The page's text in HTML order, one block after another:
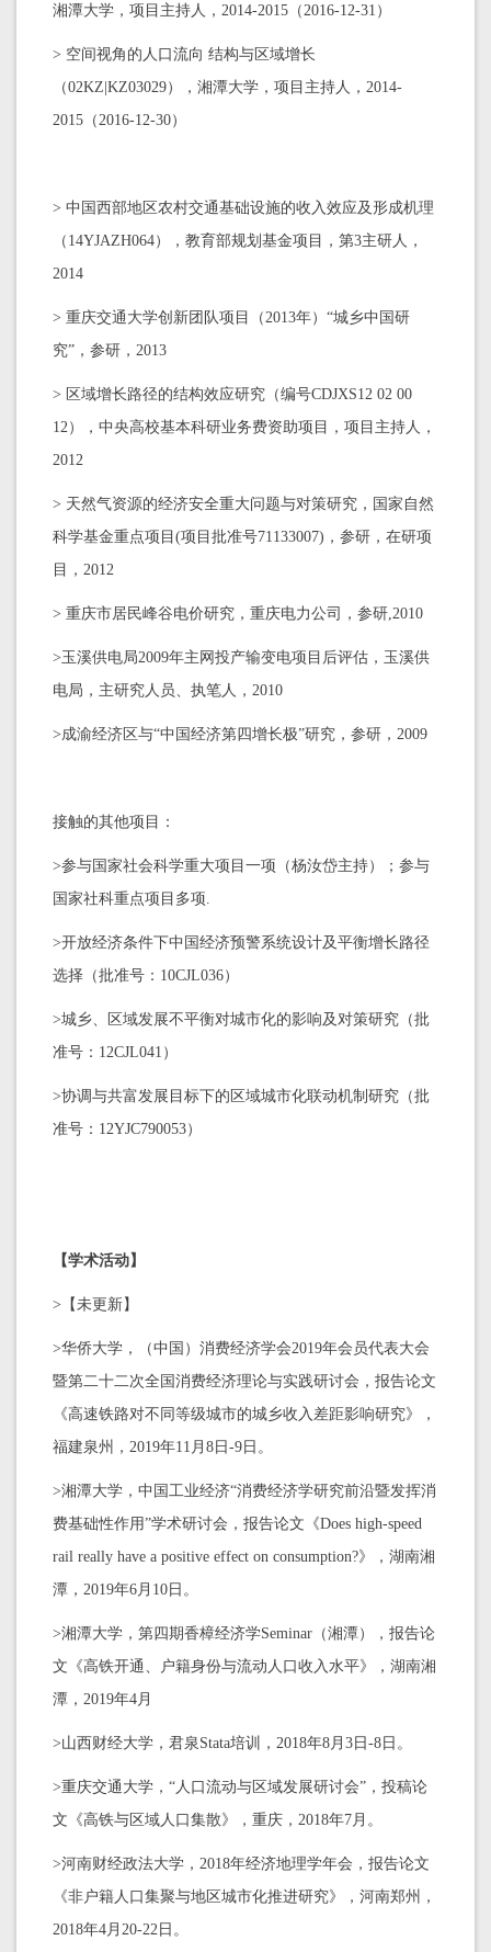
湘潭大学，项目主持人，2014-2015（2016-12-31）
> 空间视角的人口流向 结构与区域增长
（02KZ|KZ03029），湘潭大学，项目主持人，2014-
2015（2016-12-30）
> 中国西部地区农村交通基础设施的收入效应及形成机理
（14YJAZH064），教育部规划基金项目，第3主研人，
2014
> 重庆交通大学创新团队项目（2013年）“城乡中国研
究”，参研，2013
> 区域增长路径的结构效应研究（编号CDJXS12 02 00
12），中央高校基本科研业务费资助项目，项目主持人，
2012
> 天然气资源的经济安全重大问题与对策研究，国家自然
科学基金重点项目(项目批准号71133007)，参研，在研项
目，2012
> 重庆市居民峰谷电价研究，重庆电力公司，参研,2010
>玉溪供电局2009年主网投产输变电项目后评估，玉溪供
电局，主研究人员、执笔人，2010
>成渝经济区与“中国经济第四增长极”研究，参研，2009
接触的其他项目：
>参与国家社会科学重大项目一项（杨汝岱主持）；参与
国家社科重点项目多项.
>开放经济条件下中国经济预警系统设计及平衡增长路径
选择（批准号：10CJL036）
>城乡、区域发展不平衡对城市化的影响及对策研究（批
准号：12CJL041）
>协调与共富发展目标下的区域城市化联动机制研究（批
准号：12YJC790053）
【学术活动】
>【未更新】
>华侨大学，（中国）消费经济学会2019年会员代表大会
暨第二十二次全国消费经济理论与实践研讨会，报告论文
《高速铁路对不同等级城市的城乡收入差距影响研究》，
福建泉州，2019年11月8日-9日。
>湘潭大学，中国工业经济“消费经济学研究前沿暨发挥消
费基础性作用”学术研讨会，报告论文《Does high-speed
rail really have a positive effect on consumption?》，湖南湘
潭，2019年6月10日。
>湘潭大学，第四期香樟经济学Seminar（湘潭），报告论
文《高铁开通、户籍身份与流动人口收入水平》，湖南湘
潭，2019年4月
>山西财经大学，君泉Stata培训，2018年8月3日-8日。
>重庆交通大学，“人口流动与区域发展研讨会”，投稿论
文《高铁与区域人口集散》，重庆，2018年7月。
>河南财经政法大学，2018年经济地理学年会，报告论文
《非户籍人口集聚与地区城市化推进研究》，河南郑州，
2018年4月20-22日。